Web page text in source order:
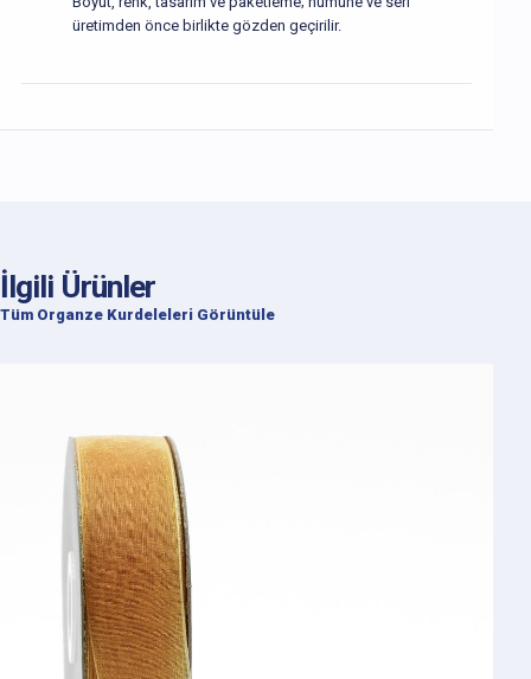
üretimden önce birlikte gözden geçirilir.
İlgili Ürünler
Tüm Organze Kurdeleleri Görüntüle